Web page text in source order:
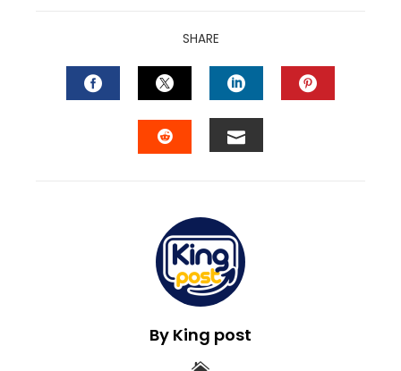
SHARE
FACEBOOKTWITTERLINKEDIN
By King post